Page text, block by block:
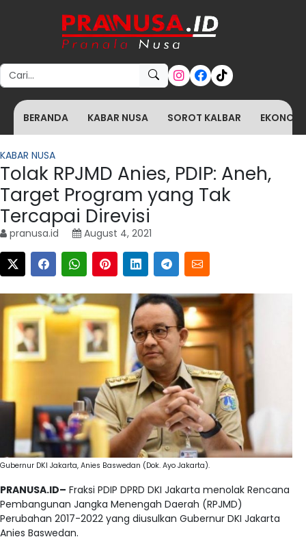
Search for:
BERANDA KABAR NUSA SOROT KALBAR
KABAR NUSA
Tolak RPJMD Anies, PDIP: Aneh,
Target Program yang Tak
Tercapai Direvisi
pranusa.id August 4, 2021
Gubernur DKI Jakarta, Anies Baswedan (Dok. Ayo Jakarta).
PRANUSA.ID– Fraksi PDIP DPRD DKI Jakarta menolak Rencana
Pembangunan Jangka Menengah Daerah (RPJMD)
Perubahan 2017-2022 yang diusulkan Gubernur DKI Jakarta
Anies Baswedan.